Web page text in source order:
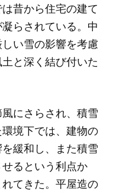
昔から住宅の建て
らされている。中
い雪の影響を考慮
と深く結び付いた
にさらされ、積雪
境下では、建物の
緩和し、また積雪
るという利点か
てきた。平屋造の